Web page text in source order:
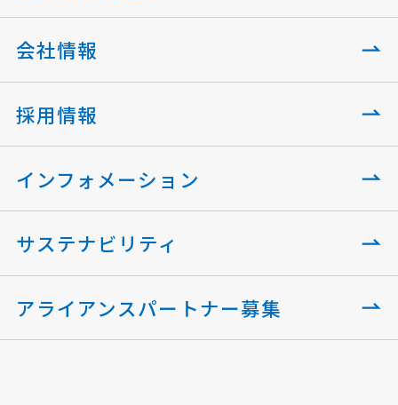
会社情報
採用情報
インフォメーション
サステナビリティ
アライアンスパートナー募集